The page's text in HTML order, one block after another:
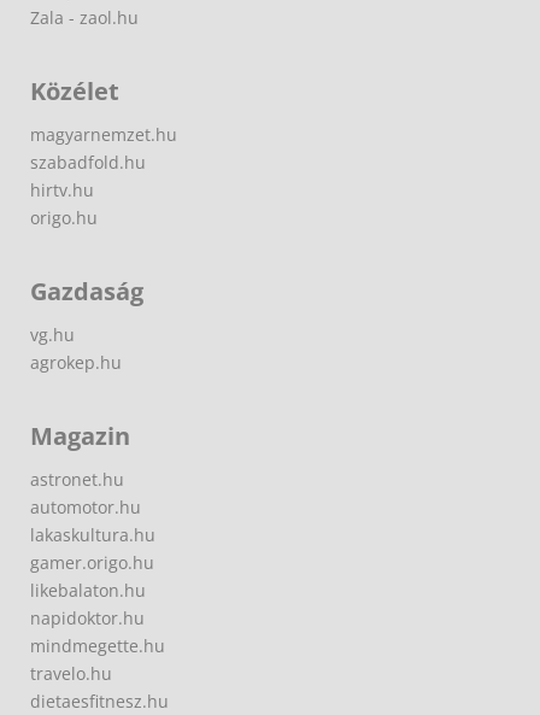
Zala - zaol.hu
Közélet
magyarnemzet.hu
szabadfold.hu
hirtv.hu
origo.hu
Gazdaság
vg.hu
agrokep.hu
Magazin
astronet.hu
automotor.hu
lakaskultura.hu
gamer.origo.hu
likebalaton.hu
napidoktor.hu
mindmegette.hu
travelo.hu
dietaesfitnesz.hu